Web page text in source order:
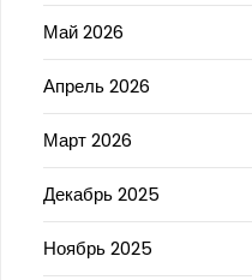
Май 2026
Апрель 2026
Март 2026
Декабрь 2025
Ноябрь 2025